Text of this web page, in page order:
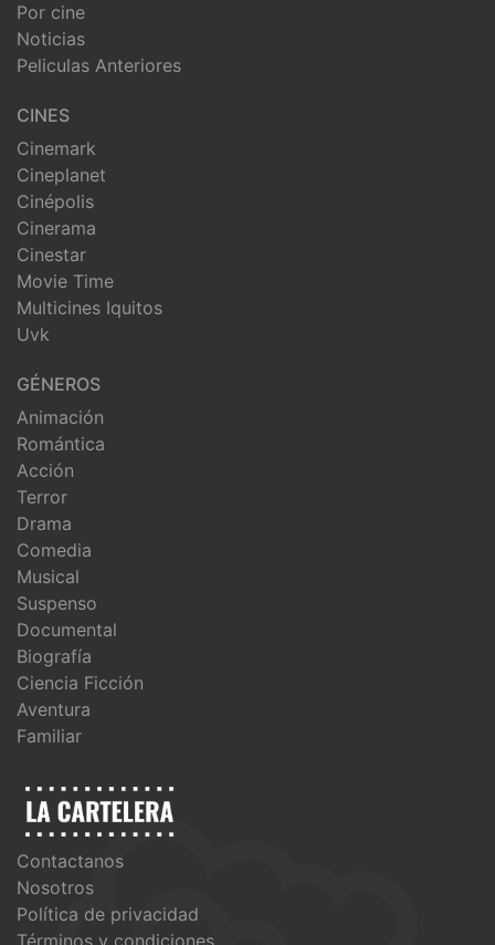
Por cine
Noticias
Peliculas Anteriores
CINES
Cinemark
Cineplanet
Cinépolis
Cinerama
Cinestar
Movie Time
Multicines Iquitos
Uvk
GÉNEROS
Animación
Romántica
Acción
Terror
Drama
Comedia
Musical
Suspenso
Documental
Biografía
Ciencia Ficción
Aventura
Familiar
Contactanos
Nosotros
Política de privacidad